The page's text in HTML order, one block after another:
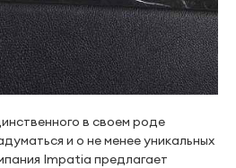
в своем роде
и о не менее уникальных
Impatia предлагает